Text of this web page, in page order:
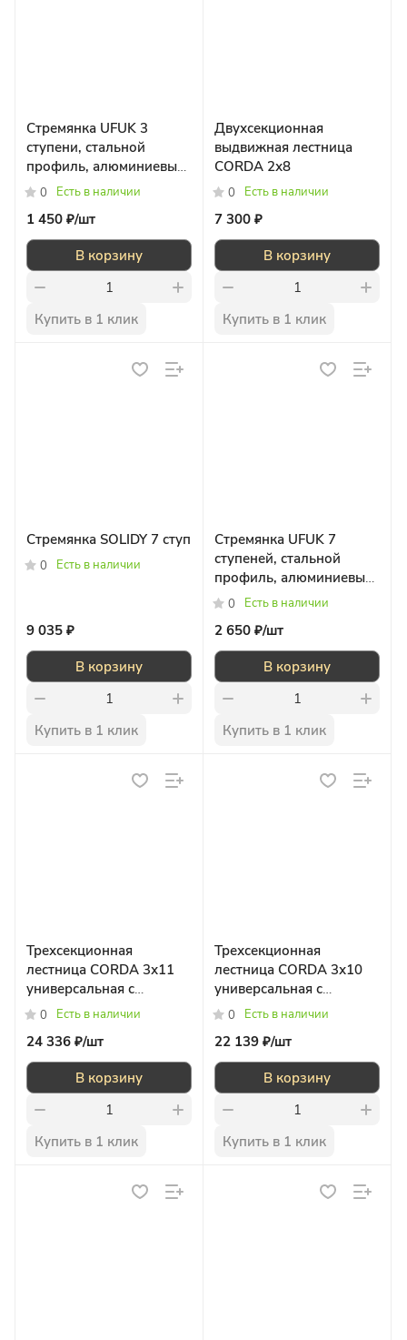
Стремянка UFUK 3
ступени, стальной
профиль, алюминиевые
ступени
0 Есть в наличии
1 450 ₽/шт
В корзину
Купить в 1 клик
Двухсекционная
выдвижная лестница
CORDA 2х8
0 Есть в наличии
7 300 ₽
В корзину
Купить в 1 клик
Стремянка SOLIDY 7 ступ
0 Есть в наличии
9 035 ₽
В корзину
Купить в 1 клик
Стремянка UFUK 7
ступеней, стальной
профиль, алюминиевые
ступени
0 Есть в наличии
2 650 ₽/шт
В корзину
Купить в 1 клик
Трехсекционная
лестница CORDA 3х11
универсальная с
допфункцией
0 Есть в наличии
24 336 ₽/шт
В корзину
Купить в 1 клик
Трехсекционная
лестница CORDA 3х10
универсальная с
допфункцией
0 Есть в наличии
22 139 ₽/шт
В корзину
Купить в 1 клик